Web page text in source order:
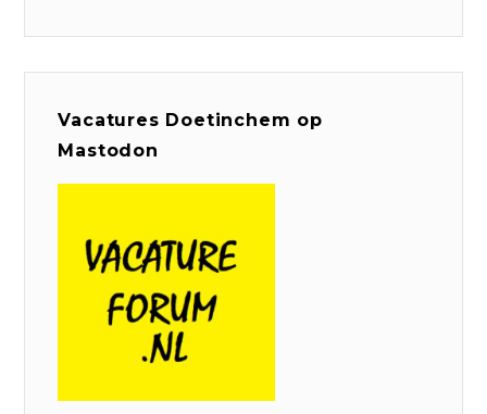
Vacatures Doetinchem op
Mastodon